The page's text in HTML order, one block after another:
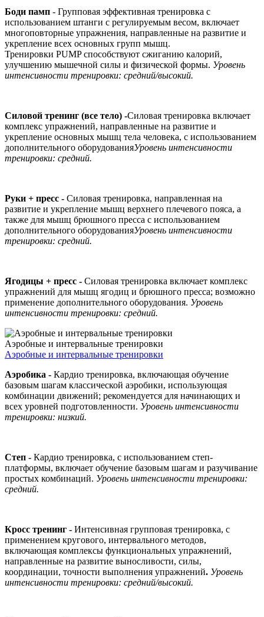
Боди памп - Групповая эффективная тренировка с
использованием штанги с регулируемым весом, включает
многоповторные упражнения, направленные на развитие и
укрепление всех основных групп мышц.
Тренировки PUMP способствуют сжиганию калорий,
улучшению мышечной силы и физической формы. Уровень
интенсивности тренировки: средний/высокий.
Силовой тренинг (все тело) -Силовая тренировка включает
комплекс упражнений, направленные на развитие и
укрепление основных мышц тела человека, с использованием
дополнительного оборудованияУровень интенсивности
тренировки: средний.
Руки + пресс - Силовая тренировка, направленная на
развитие и укрепление мышц верхнего плечевого пояса, а
также для мышц брюшного пресса с использованием
дополнительного оборудованияУровень интенсивности
тренировки: средний.
Ягодицы + пресс - Силовая тренировка включает комплекс
упражнений для мышц ягодиц и брюшного пресса; возможно
применение дополнительного оборудования. Уровень
интенсивности тренировки: средний.
Аэробные и интервальные тренировки
Аэробные и интервальные тренировки
Аэробика - Кардио тренировка, включающая обучение
базовым шагам классической аэробики, использующая
комбинации движений; рекомендуется для начинающих и
всех уровней подготовленности. Уровень интенсивности
тренировки: низкий.
Степ - Кардио тренировка, с использованием степ-
платформы, включает обучение базовым шагам и разучивание
простых комбинаций. Уровень интенсивности тренировки:
средний.
Кросс тренинг - Интенсивная групповая тренировка, с
применением кругового, интервального методов,
включающая комплексы функциональных упражнений,
направленные на развитие выносливости, силы,
координации, точности выполнения упражнений. Уровень
интенсивности тренировки: средний/высокий.